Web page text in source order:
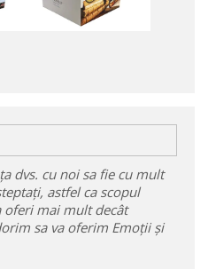
dvs. cu noi sa fie cu mult
astfel ca scopul
oferi mai mult decât
sa va oferim Emoții și